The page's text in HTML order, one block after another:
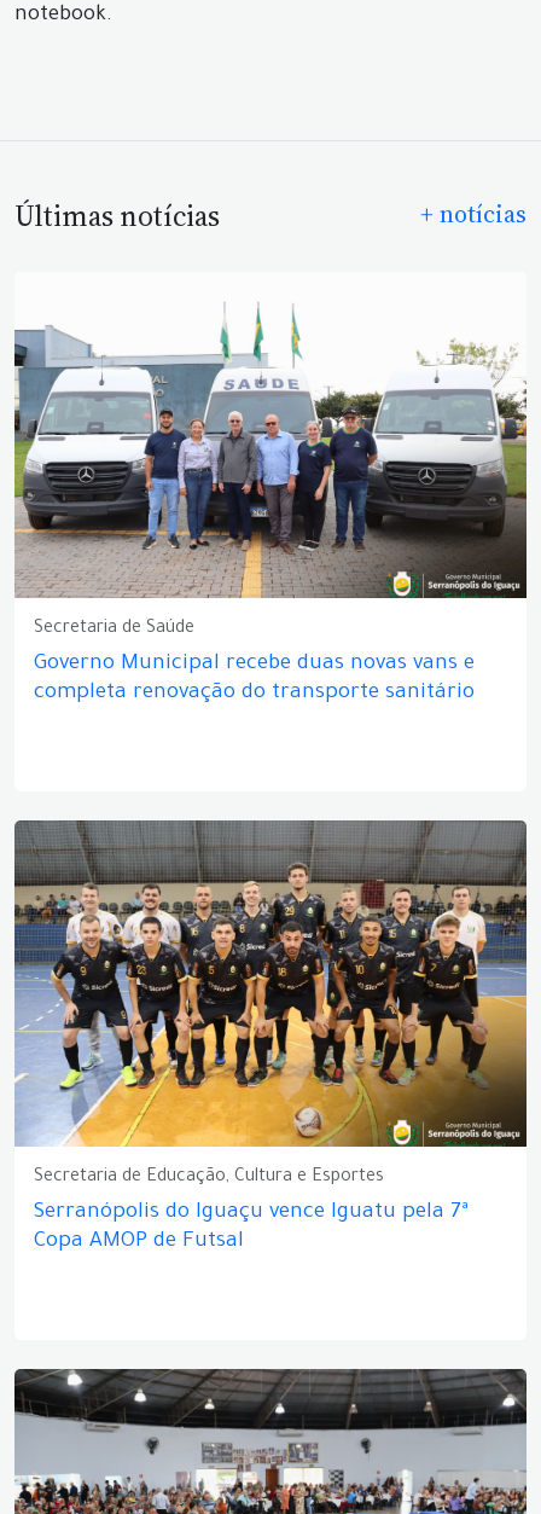
notebook.
Últimas notícias + notícias
Secretaria de Saúde
Governo Municipal recebe duas novas vans e
completa renovação do transporte sanitário
Secretaria de Educação, Cultura e Esportes
Serranópolis do Iguaçu vence Iguatu pela 7ª
Copa AMOP de Futsal